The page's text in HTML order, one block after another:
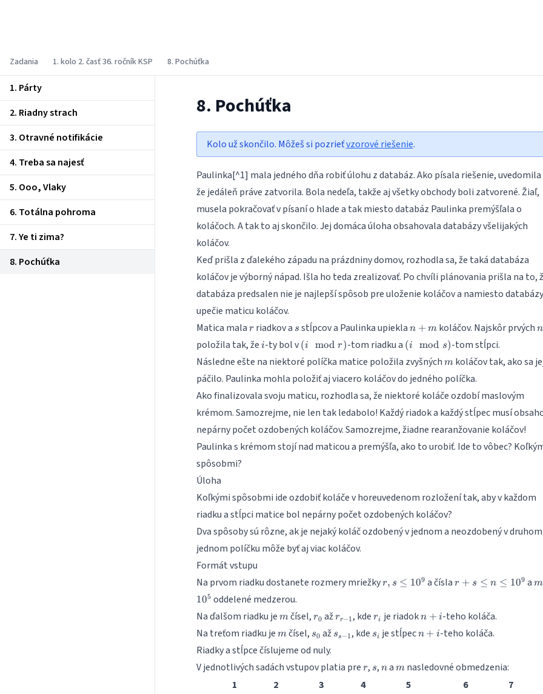
Zadania 1. kolo 2. časť 36. ročník KSP 8. Pochúťka
1. Párty
2. Riadny strach
3. Otravné notifikácie
4. Treba sa najesť
5. Ooo, Vlaky
6. Totálna pohroma
7. Ye ti zima?
8. Pochúťka
8. Pochúťka
Kolo už skončilo. Môžeš si pozrieťvzorové riešenie.
Paulinka[^1] mala jedného dňa robiť úlohu z databáz. Ako písala riešenie, uvedomila
že jedáleň práve zatvorila. Bola nedeľa, takže aj všetky obchody boli zatvorené. Žiaľ,
musela pokračovať v písaní o hlade a tak miesto databáz Paulinka premýšľala o
koláčoch. A tak to aj skončilo. Jej domáca úloha obsahovala databázy všelijakých
koláčov.
Keď prišla z ďalekého západu na prázdniny domov, rozhodla sa, že taká databáza
koláčov je výborný nápad. Išla ho teda zrealizovať. Po chvíli plánovania prišla na to,
databáza predsalen nie je najlepší spôsob pre uloženie koláčov a namiesto databázy
upečie maticu koláčov.
Matica mala r
rriadkov a s
s stĺpcov a Paulinka upiekla n
m
n + m koláčov. Najskôr prvýchn
n
položila tak, že i
i-ty bol v (i
\mod
r)
(i mod r)-tom riadku a (i
\mod
s)
(i mod s)-tom stĺpci.
Následne ešte na niektoré políčka matice položila zvyšných m
mkoláčov tak, ako sa
páčilo. Paulinka mohla položiť aj viacero koláčov do jedného políčka.
Ako finalizovala svoju maticu, rozhodla sa, že niektoré koláče ozdobí maslovým
krémom. Samozrejme, nie len tak ledabolo! Každý riadok a každý stĺpec musí
nepárny počet ozdobených koláčov. Samozrejme, žiadne rearanžovanie koláčov!
Paulinka s krémom stojí nad maticou a premýšľa, ako to urobiť. Ide to vôbec?
spôsobmi?
Úloha
Koľkými spôsobmi ide ozdobiť koláče v horeuvedenom rozložení tak, aby v každom
riadku a stĺpci matice bol nepárny počet ozdobených koláčov?
Dva spôsoby sú rôzne, ak je nejaký koláč ozdobený v jednom a neozdobený v
jednom políčku môže byť aj viac koláčov.
Formát vstupu
Na prvom riadku dostanete rozmery mriežkyr, s
r, s ≤ 109 a číslar + s
10^{9}
r + s ≤ n ≤ 109 a m
105 oddelené medzerou.
Na ďalšom riadku je m
mčísel, r_0
r0 ažr_{r-
rr−1 , kder_i
ri je riadokn
i
n + i-teho koláča.
Na treťom riadku je m
mčísel, s_0
s0 až s_{s-
ss−1 , kde s_i
si je stĺpecn
n + i-teho koláča.
Riadky a stĺpce číslujeme od nuly.
V jednotlivých sadách vstupov platia pre r
r, s
s, n
na m
mnasledovné obmedzenia:
1
2 3 4 5 6 7